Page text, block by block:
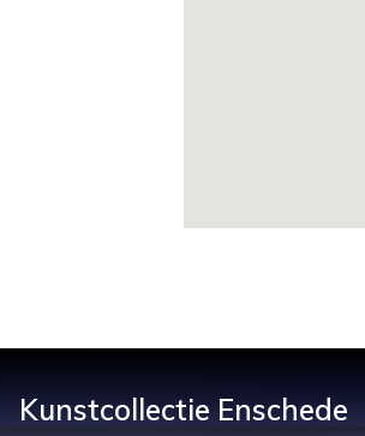
Kunstcollectie Enschede